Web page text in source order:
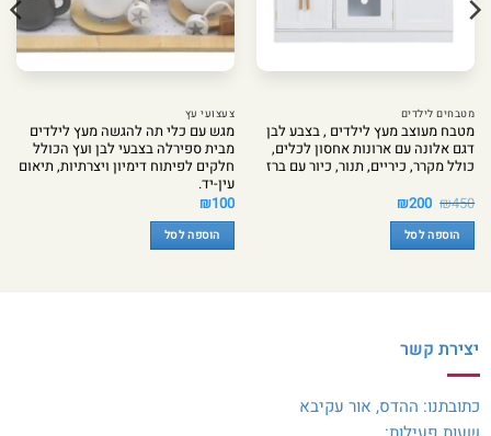
מטבחים לילדים
מטבח מעוצב מעץ לילדים , בצבע לבן
דגם אלונה עם ארונות אחסון לכלים,
כולל מקרר, כיריים, תנור, כיור עם ברז
₪450 המחיר
המקורי
היה:
₪450.
₪200 המחיר
הנוכחי
הוא: הוספה לסל
צעצועי עץ
מגש עם כלי תה להגשה מעץ לילדים
מבית ספירלה בצבעי לבן ועץ הכולל
חלקים לפיתוח דימיון ויצרתיות, תיאום
עין-יד.
₪100
הוספה לסל
יצירת קשר
כתובתנו: ההדס, אור עקיבא